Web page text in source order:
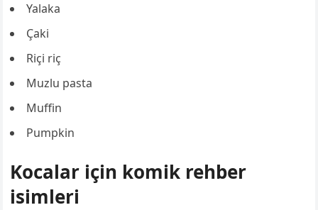
Yalaka
Çaki
Riçi riç
Muzlu pasta
Muffin
Pumpkin
Kocalar için komik rehber
isimleri